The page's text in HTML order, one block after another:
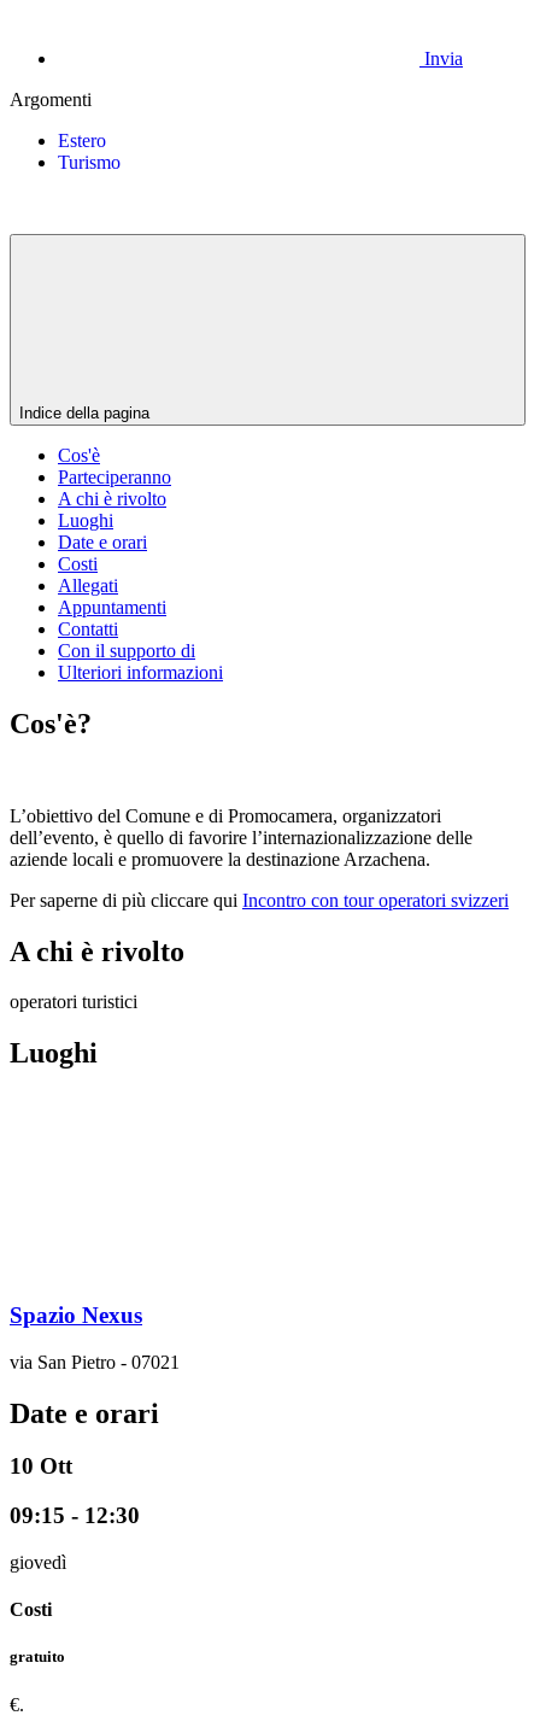
Invia
Argomenti
Estero
Turismo
Indice della pagina
Cos'è
Parteciperanno
A chi è rivolto
Luoghi
Date e orari
Costi
Allegati
Appuntamenti
Contatti
Con il supporto di
Ulteriori informazioni
Cos'è?
L’obiettivo del Comune e di Promocamera, organizzatori
dell’evento, è quello di favorire l’internazionalizzazione delle
aziende locali e promuovere la destinazione Arzachena.
Per saperne di più cliccare qui Incontro con tour operatori svizzeri
A chi è rivolto
operatori turistici
Luoghi
Spazio Nexus
via San Pietro - 07021
Date e orari
10 Ott
09:15 - 12:30
giovedì
Costi
gratuito
€.